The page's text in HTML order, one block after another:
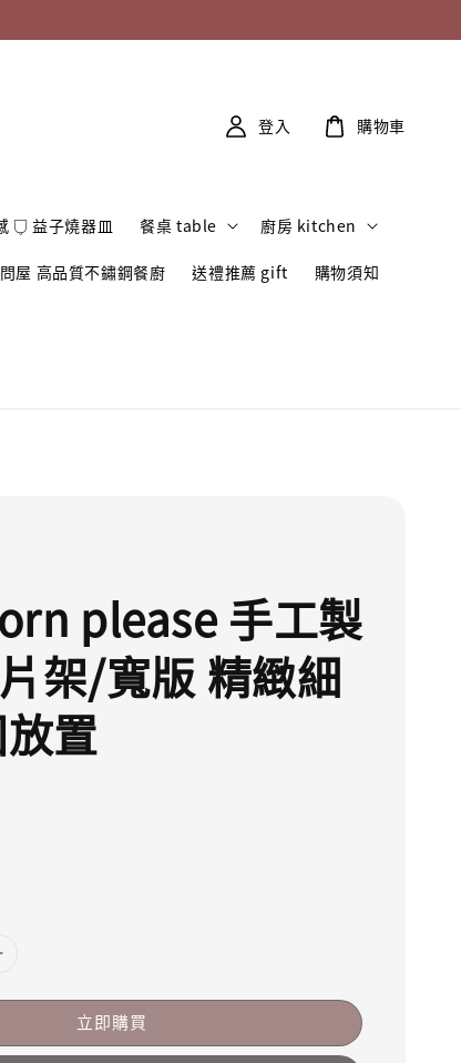
𓂒 益子燒器皿 餐桌 table 廚房 kitchen
屋 高品質不鏽鋼餐廚 送禮推薦 gift 購物須知
登入 購物車
please 手工製
架/寬版 精緻細
置
立即購買